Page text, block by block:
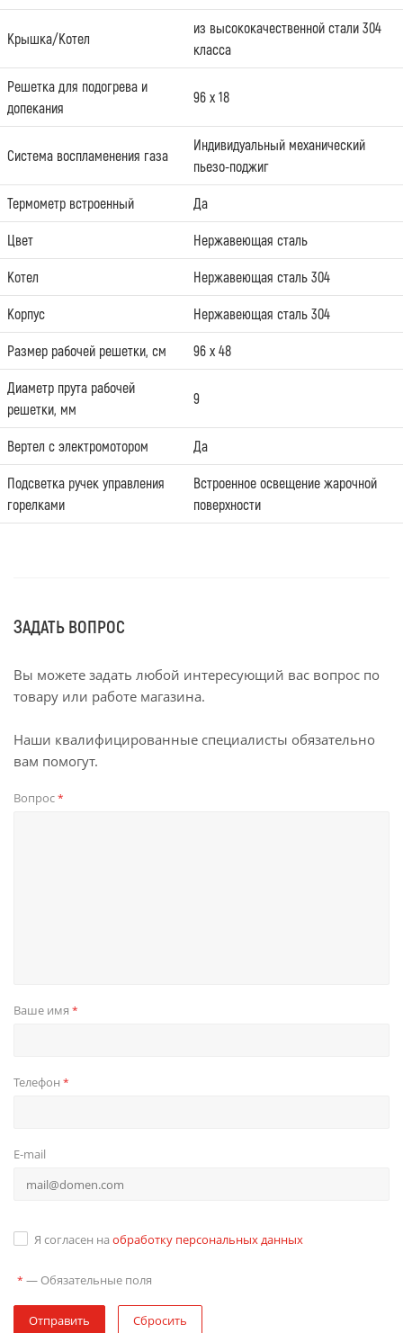
Крышка/Котел
из высококачественной стали 304
класса
Решетка для подогрева и
допекания
96 х 18
Система воспламенения газа
Индивидуальный механический
пьезо-поджиг
Термометр встроенный Да
Цвет Нержавеющая сталь
Котел Нержавеющая сталь 304
Корпус Нержавеющая сталь 304
Размер рабочей решетки, см 96 х 48
Диаметр прута рабочей
решетки, мм
9
Вертел с электромотором Да
Подсветка ручек управления
горелками
Встроенное освещение жарочной
поверхности
ЗАДАТЬ ВОПРОС
Вы можете задать любой интересующий вас вопрос по
товару или работе магазина.
Наши квалифицированные специалисты обязательно
вам помогут.
Вопрос*
Ваше имя *
Телефон *
E-mail
Я согласен на обработку персональных данных
* — Обязательные поля
Отправить Сбросить